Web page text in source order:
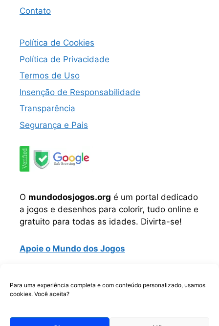
Para uma experiência completa e com conteúdo personalizado, usamos
cookies. Você aceita?
Contato
Política de Cookies
Política de Privacidade
Termos de Uso
Insenção de Responsabilidade
Transparência
Segurança e Pais
O mundodosjogos.org é um portal dedicado
a jogos e desenhos para colorir, tudo online e
gratuito para todas as idades. Divirta-se!
Apoie o Mundo dos Jogos
Telegram WhatsApp
Copyrigth © Todos os direitos reservados.